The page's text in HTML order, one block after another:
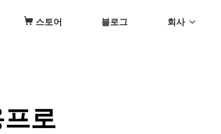
스토어 블로그 회사
로